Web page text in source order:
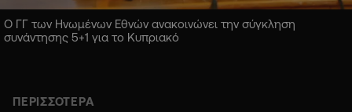
Ο ΓΓ των Ηνωμένων Εθνών ανακοινώνει την σύγκληση
συνάντησης 5+1 για το Κυπριακό
ΠΕΡΙΣΣΟΤΕΡΑ